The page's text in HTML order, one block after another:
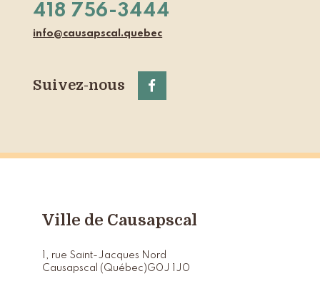
418 756-3444
info@causapscal.quebec
Suivez-nous
Ville de Causapscal
1, rue Saint-Jacques Nord
Causapscal (Québec)G0J 1J0